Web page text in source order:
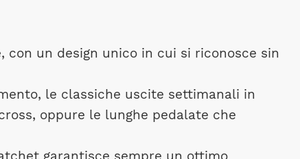
con un design unico in cui si riconosce sin
le classiche uscite settimanali in
oppure le lunghe pedalate che